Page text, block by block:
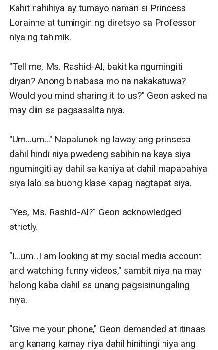
Kahit nahihiya ay tumayo naman si Princess
Lorainne at tumingin ng diretsyo sa Professor
niya ng tahimik.
"Tell me, Ms. Rashid-Al, bakit ka ngumingiti
diyan? Anong binabasa mo na nakakatuwa?
Would you mind sharing it to us?" Geon asked na
may diin sa pagsasalita niya.
"Um...um..." Napalunok ng laway ang prinsesa
dahil hindi niya pwedeng sabihin na kaya siya
ngumingiti ay dahil sa kaniya at dahil mapapahiya
siya lalo sa buong klase kapag nagtapat siya.
"Yes, Ms. Rashid-Al?" Geon acknowledged
strictly.
"I...um...I am looking at my social media account
and watching funny videos," sambit niya na may
halong kaba dahil sa unang pagsisinungaling
niya.
"Give me your phone," Geon demanded at itinaas
ang kanang kamay niya dahil hinihingi niya ang